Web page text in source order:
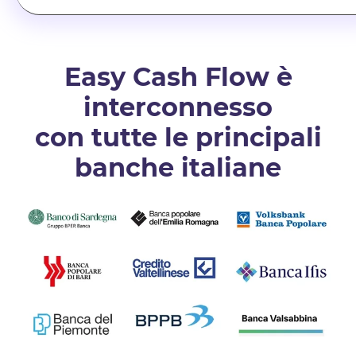
Easy Cash Flow è
interconnesso
con tutte le principali
banche italiane